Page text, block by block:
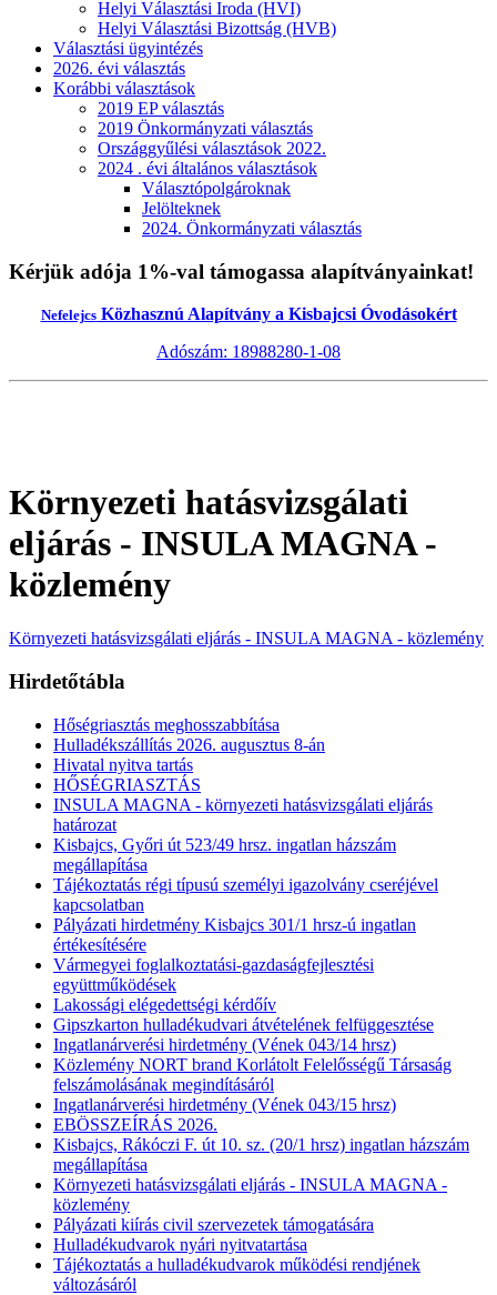
Helyi Választási Iroda (HVI)
Helyi Választási Bizottság (HVB)
Választási ügyintézés
2026. évi választás
Korábbi választások
2019 EP választás
2019 Önkormányzati választás
Országgyűlési választások 2022.
2024 . évi általános választások
Választópolgároknak
Jelölteknek
2024. Önkormányzati választás
Kérjük adója 1%-val támogassa alapítványainkat!
NefelejcsKözhasznú Alapítvány a Kisbajcsi Óvodásokért
Adószám: 18988280-1-08
Környezeti hatásvizsgálati
eljárás - INSULA MAGNA -
közlemény
Környezeti hatásvizsgálati eljárás - INSULA MAGNA - közlemény
Hirdetőtábla
Hőségriasztás meghosszabbítása
Hulladékszállítás 2026. augusztus 8-án
Hivatal nyitva tartás
HŐSÉGRIASZTÁS
INSULA MAGNA - környezeti hatásvizsgálati eljárás
határozat
Kisbajcs, Győri út 523/49 hrsz. ingatlan házszám
megállapítása
Tájékoztatás régi típusú személyi igazolvány cseréjével
kapcsolatban
Pályázati hirdetmény Kisbajcs 301/1 hrsz-ú ingatlan
értékesítésére
Vármegyei foglalkoztatási-gazdaságfejlesztési
együttműködések
Lakossági elégedettségi kérdőív
Gipszkarton hulladékudvari átvételének felfüggesztése
Ingatlanárverési hirdetmény (Vének 043/14 hrsz)
Közlemény NORT brand Korlátolt Felelősségű Társaság
felszámolásának megindításáról
Ingatlanárverési hirdetmény (Vének 043/15 hrsz)
EBÖSSZEÍRÁS 2026.
Kisbajcs, Rákóczi F. út 10. sz. (20/1 hrsz) ingatlan házszám
megállapítása
Környezeti hatásvizsgálati eljárás - INSULA MAGNA -
közlemény
Pályázati kiírás civil szervezetek támogatására
Hulladékudvarok nyári nyitvatartása
Tájékoztatás a hulladékudvarok működési rendjének
változásáról